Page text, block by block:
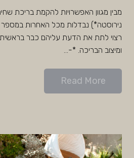
מבין מגוון האפשרויות להקמת בריכת
נירוסטה*) נבדלות מכל האחרות
רצוי לתת את הדעת עליהם כבר בראשית
ומיצוב הבריכה. *-…
Read More